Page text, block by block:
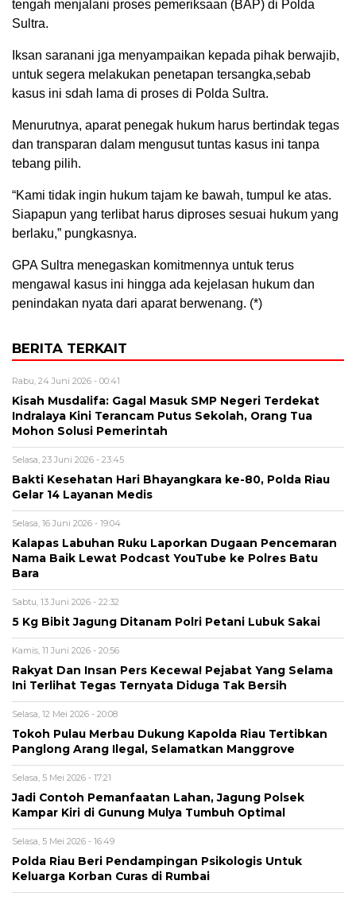
tengah menjalani proses pemeriksaan (BAP) di Polda
Sultra.
Iksan saranani jga menyampaikan kepada pihak berwajib,
untuk segera melakukan penetapan tersangka,sebab
kasus ini sdah lama di proses di Polda Sultra.
Menurutnya, aparat penegak hukum harus bertindak tegas
dan transparan dalam mengusut tuntas kasus ini tanpa
tebang pilih.
“Kami tidak ingin hukum tajam ke bawah, tumpul ke atas.
Siapapun yang terlibat harus diproses sesuai hukum yang
berlaku,” pungkasnya.
GPA Sultra menegaskan komitmennya untuk terus
mengawal kasus ini hingga ada kejelasan hukum dan
penindakan nyata dari aparat berwenang. (*)
BERITA TERKAIT
Rabu, 24 Juni 2026 - 00:41
Kisah Musdalifa: Gagal Masuk SMP Negeri Terdekat
Indralaya Kini Terancam Putus Sekolah, Orang Tua
Mohon Solusi Pemerintah
Selasa, 23 Juni 2026 - 23:45
Bakti Kesehatan Hari Bhayangkara ke-80, Polda Riau
Gelar 14 Layanan Medis
Selasa, 16 Juni 2026 - 19:04
Kalapas Labuhan Ruku Laporkan Dugaan Pencemaran
Nama Baik Lewat Podcast YouTube ke Polres Batu
Bara
Sabtu, 13 Juni 2026 - 22:32
5 Kg Bibit Jagung Ditanam Polri Petani Lubuk Sakai
Kamis, 11 Juni 2026 - 20:56
Rakyat Dan Insan Pers Kecewa! Pejabat Yang Selama
Ini Terlihat Tegas Ternyata Diduga Tak Bersih
Selasa, 12 Mei 2026 - 20:08
Tokoh Pulau Merbau Dukung Kapolda Riau Tertibkan
Panglong Arang Ilegal, Selamatkan Manggrove
Selasa, 5 Mei 2026 - 17:21
Jadi Contoh Pemanfaatan Lahan, Jagung Polsek
Kampar Kiri di Gunung Mulya Tumbuh Optimal
Selasa, 5 Mei 2026 - 16:49
Polda Riau Beri Pendampingan Psikologis Untuk
Keluarga Korban Curas di Rumbai